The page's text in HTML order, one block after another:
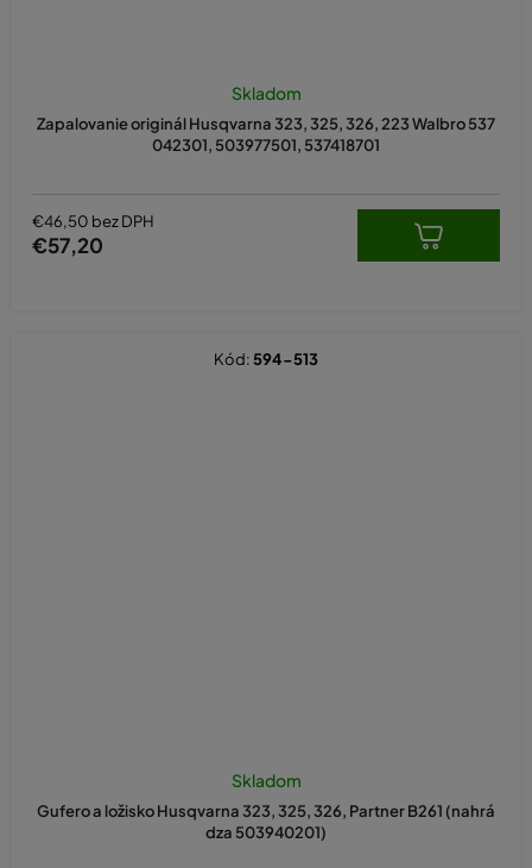
Zapalovanie originál Husqvarna 323, 325, 326, 223 Walbro 537
042301, 503977501, 537418701
Skladom
€46,50 bez DPH
€57,20
Gufero a ložisko Husqvarna 323, 325, 326, Partner B261 (nahrá
dza 503940201)
Skladom
Kód: 594-513